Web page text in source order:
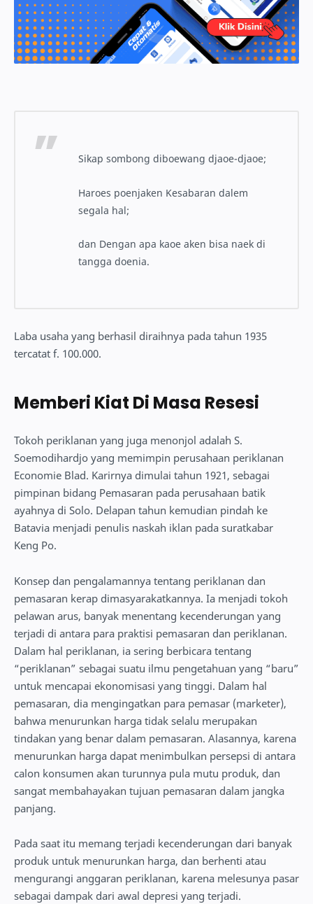
Sikap sombong diboewang djaoe-djaoe;
Haroes poenjaken Kesabaran dalem
segala hal;
dan Dengan apa kaoe aken bisa naek di
tangga doenia.
Laba usaha yang berhasil diraihnya pada tahun 1935
tercatat f. 100.000.
Memberi Kiat Di Masa Resesi
Tokoh periklanan yang juga menonjol adalah S.
Soemodihardjo yang memimpin perusahaan periklanan
Economie Blad. Karirnya dimulai tahun 1921, sebagai
pimpinan bidang Pemasaran pada perusahaan batik
ayahnya di Solo. Delapan tahun kemudian pindah ke
Batavia menjadi penulis naskah iklan pada suratkabar
Keng Po.
Konsep dan pengalamannya tentang periklanan dan
pemasaran kerap dimasyarakatkannya. Ia menjadi tokoh
pelawan arus, banyak menentang kecenderungan yang
terjadi di antara para praktisi pemasaran dan periklanan.
Dalam hal periklanan, ia sering berbicara tentang
“periklanan” sebagai suatu ilmu pengetahuan yang “baru”
untuk mencapai ekonomisasi yang tinggi. Dalam hal
pemasaran, dia mengingatkan para pemasar (marketer),
bahwa menurunkan harga tidak selalu merupakan
tindakan yang benar dalam pemasaran. Alasannya, karena
menurunkan harga dapat menimbulkan persepsi di antara
calon konsumen akan turunnya pula mutu produk, dan
sangat membahayakan tujuan pemasaran dalam jangka
panjang.
Pada saat itu memang terjadi kecenderungan dari banyak
produk untuk menurunkan harga, dan berhenti atau
mengurangi anggaran periklanan, karena melesunya pasar
sebagai dampak dari awal depresi yang terjadi.